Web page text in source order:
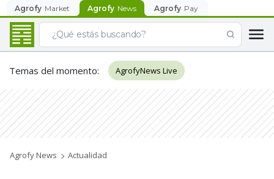
Agrofy Market Agrofy News Agrofy Pay
Temas del momento: AgrofyNews Live
Agrofy News Actualidad